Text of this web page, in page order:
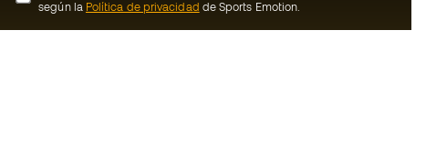
según la Política de privacidad de Sports Emotion.